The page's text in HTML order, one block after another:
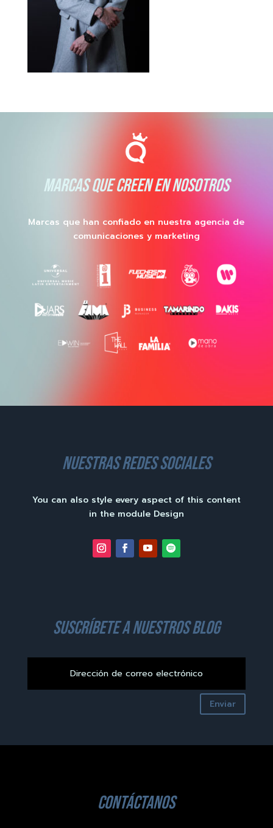
MARCAS QUE CREEN EN NOSOTROS
Marcas que han confiado en nuestra agencia de
comunicaciones y marketing
nuestras redes sociales
You can also style every aspect of this content
in the module Design
suscríbete a nuestros blog
Enviar
contáctanos